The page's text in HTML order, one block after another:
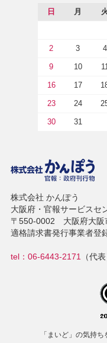
日 月
2 3 4
9 10
16 17
23 24
30 31
株式会社 かんぽう
大阪府・官報サービスセ
〒550-0002 大阪府大阪
適格請求書発行事業者登
tel：06-6443-2171（代表
「まいど」の気持